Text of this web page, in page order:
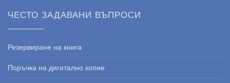
ЧЕСТО ЗАДАВАНИ ВЪПРОСИ
Резервиране на книга
Поръчка на дигитално копие